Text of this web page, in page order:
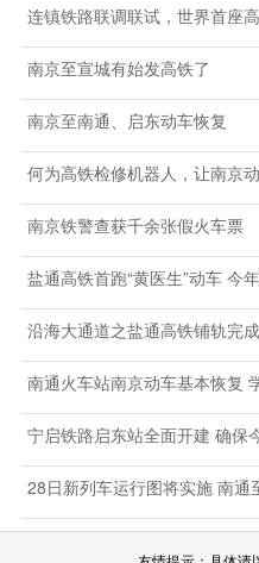
连镇铁路联调联试，世界首座
南京至宣城有始发高铁了
南京至南通、启东动车恢复
何为高铁检修机器人，让南京
南京铁警查获千余张假火车票
盐通高铁首跑“黄医生”动车 今
沿海大通道之盐通高铁铺轨完
南通火车站南京动车基本恢复
宁启铁路启东站全面开建 确保
28日新列车运行图将实施 南通